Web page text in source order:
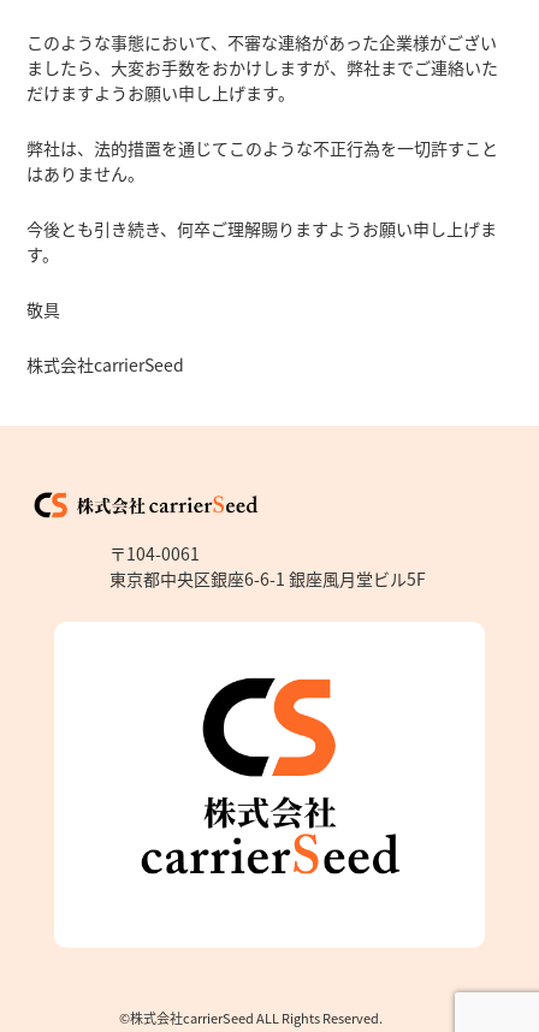
このような事態において、不審な連絡があった企業様がござい
ましたら、大変お手数をおかけしますが、弊社までご連絡いた
だけますようお願い申し上げます。
弊社は、法的措置を通じてこのような不正行為を一切許すこと
はありません。
今後とも引き続き、何卒ご理解賜りますようお願い申し上げま
す。
敬具
株式会社carrierSeed
〒104-0061
東京都中央区銀座6-6-1 銀座風月堂ビル5F
©株式会社carrierSeed ALL Rights Reserved.